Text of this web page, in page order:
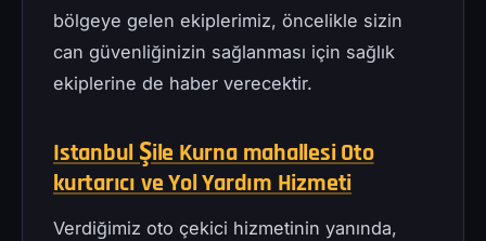
bölgeye gelen ekiplerimiz, öncelikle sizin
can güvenliğinizin sağlanması için sağlık
ekiplerine de haber verecektir.
Istanbul Şile Kurna mahallesi Oto
kurtarıcı ve Yol Yardım Hizmeti
Verdiğimiz oto çekici hizmetinin yanında,